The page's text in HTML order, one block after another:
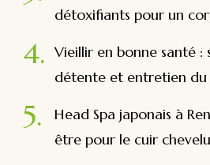
détoxifiants pour un
Vieillir en bonne santé :
détente et entretien du
Head Spa japonais à
être pour le cuir